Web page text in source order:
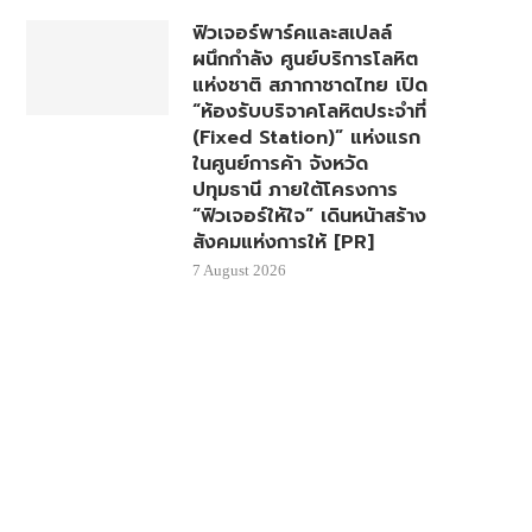
ฟิวเจอร์พาร์คและสเปลล์
ผนึกกำลัง ศูนย์บริการโลหิต
แห่งชาติ สภากาชาดไทย เปิด
“ห้องรับบริจาคโลหิตประจำที่
(Fixed Station)” แห่งแรก
ในศูนย์การค้า จังหวัด
ปทุมธานี ภายใต้โครงการ
“ฟิวเจอร์ให้ใจ” เดินหน้าสร้าง
สังคมแห่งการให้ [PR]
7 August 2026